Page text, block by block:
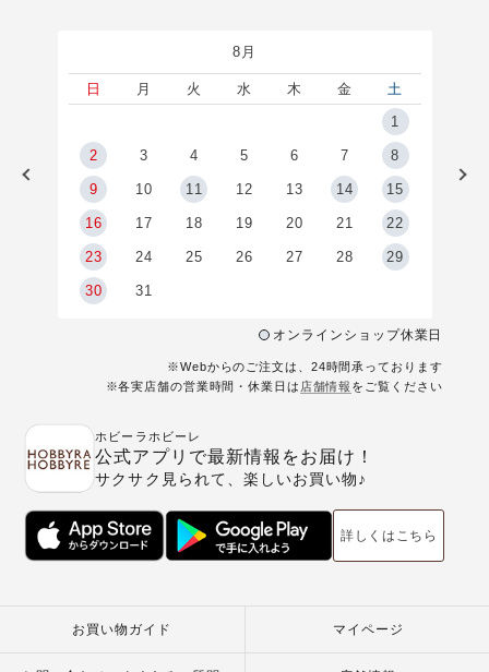
8月
日 月 火 水 木 金
土
1
2 3 4 5 6 7 8
9 10 11 12 13 14 15
16 17 18 19 20 21 22
23 24 25 26 27 28 29
30 31
オンラインショップ休業日
※Webからのご注文は、24時間承っております
※各実店舗の営業時間・休業日は 店舗情報 をご覧ください
ホビーラホビーレ
公式アプリで最新情報をお届け！
サクサク見られて、楽しいお買い物♪
詳しくはこちら
お買い物ガイド マイページ